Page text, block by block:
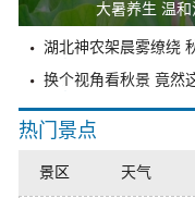
雨后峨眉沟壑尽
湖北神农架晨雾缭绕
换个视角看秋景 竟然
热门景点
景区 天气